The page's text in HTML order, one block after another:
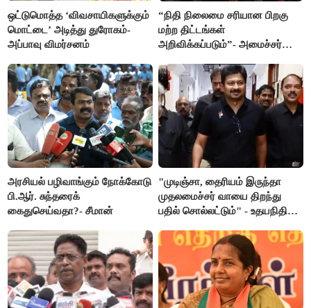
ஒட்டுமொத்த ‘விவசாயிகளுக்கும்
மொட்டை’ அடித்து துரோகம்-
அப்பாவு விமர்சனம்
“நிதி நிலைமை சரியான பிறகு
மற்ற திட்டங்கள்
அறிவிக்கப்படும்”- அமைச்சர்
அரசியல் பழிவாங்கும் நோக்கோடு
பி.ஆர். சுந்தரைக்
கைதுசெய்வதா?- சீமான்
"முடிஞ்சா, தைரியம் இருந்தா
முதலமைச்சர் வாயை திறந்து
பதில் சொல்லட்டும்" - உதயநிதி